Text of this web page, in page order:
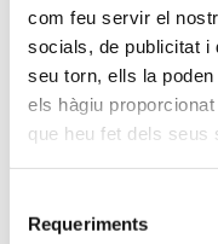
com feu servir el
socials, de publicitat i
seu torn, ells la
els hàgiu
que heu fet dels seus
Requeriments
2025-04-14
Canvis en la